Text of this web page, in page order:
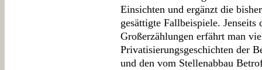
Einsichten und ergänzt die
gesättigte Fallbeispiele.
Großerzählungen erfährt man
Privatisierungsgeschichten der
und den vom Stellenabbau